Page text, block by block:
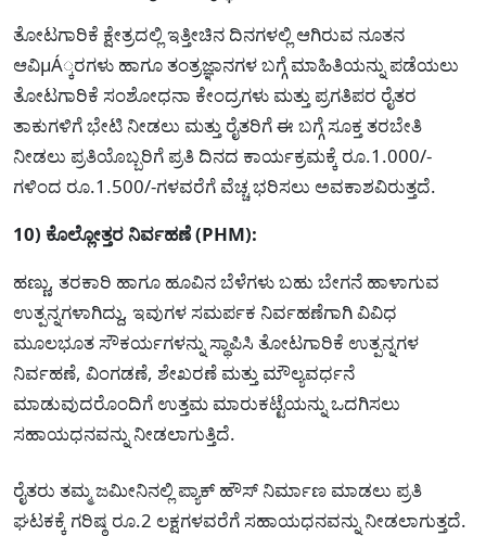
ತೋಟಗಾರಿಕೆ ಕ್ಷೇತ್ರದಲ್ಲಿ ಇತ್ತೀಚಿನ ದಿನಗಳಲ್ಲಿ ಆಗಿರುವ ನೂತನ
ಆವಿμÁ್ಕರಗಳು ಹಾಗೂ ತಂತ್ರಜ್ಞಾನಗಳ ಬಗ್ಗೆ ಮಾಹಿತಿಯನ್ನು ಪಡೆಯಲು
ತೋಟಗಾರಿಕೆ ಸಂಶೋಧನಾ ಕೇಂದ್ರಗಳು ಮತ್ತು ಪ್ರಗತಿಪರ ರೈತರ
ತಾಕುಗಳಿಗೆ ಭೇಟಿ ನೀಡಲು ಮತ್ತು ರೈತರಿಗೆ ಈ ಬಗ್ಗೆ ಸೂಕ್ತ ತರಬೇತಿ
ನೀಡಲು ಪ್ರತಿಯೊಬ್ಬರಿಗೆ ಪ್ರತಿ ದಿನದ ಕಾರ್ಯಕ್ರಮಕ್ಕೆ ರೂ.1.000/-
ಗಳಿಂದ ರೂ.1.500/-ಗಳವರೆಗೆ ವೆಚ್ಚ ಭರಿಸಲು ಅವಕಾಶವಿರುತ್ತದೆ.
10) ಕೊಲ್ಲೋತ್ತರ ನಿರ್ವಹಣೆ (PHM):
ಹಣ್ಣು, ತರಕಾರಿ ಹಾಗೂ ಹೂವಿನ ಬೆಳೆಗಳು ಬಹು ಬೇಗನೆ ಹಾಳಾಗುವ
ಉತ್ಪನ್ನಗಳಾಗಿದ್ದು, ಇವುಗಳ ಸಮರ್ಪಕ ನಿರ್ವಹಣೆಗಾಗಿ ವಿವಿಧ
ಮೂಲಭೂತ ಸೌಕರ್ಯಗಳನ್ನು ಸ್ಥಾಪಿಸಿ ತೋಟಗಾರಿಕೆ ಉತ್ಪನ್ನಗಳ
ನಿರ್ವಹಣೆ, ವಿಂಗಡಣೆ, ಶೇಖರಣೆ ಮತ್ತು ಮೌಲ್ಯವರ್ಧನೆ
ಮಾಡುವುದರೊಂದಿಗೆ ಉತ್ತಮ ಮಾರುಕಟ್ಟೆಯನ್ನು ಒದಗಿಸಲು
ಸಹಾಯಧನವನ್ನು ನೀಡಲಾಗುತ್ತಿದೆ.
ರೈತರು ತಮ್ಮ ಜಮೀನಿನಲ್ಲಿ ಪ್ಯಾಕ್ ಹೌಸ್ ನಿರ್ಮಾಣ ಮಾಡಲು ಪ್ರತಿ
ಘಟಕಕ್ಕೆ ಗರಿಷ್ಠ ರೂ.2 ಲಕ್ಷಗಳವರೆಗೆ ಸಹಾಯಧನವನ್ನು ನೀಡಲಾಗುತ್ತದೆ.